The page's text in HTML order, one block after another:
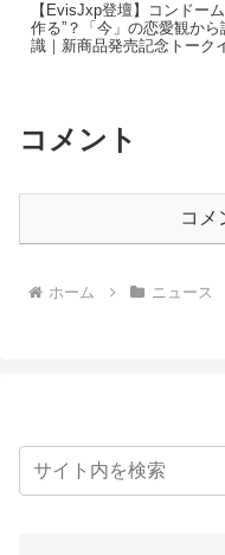
【EvisJxp登壇】コンドー
作る”？「今」の恋愛観か
識｜新商品発売記念トーク
コメント
コメ
ホーム ニュース